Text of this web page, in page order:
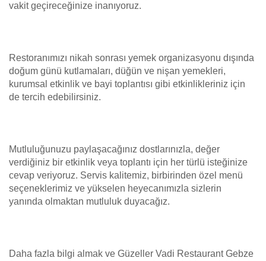
vakit geçireceğinize inanıyoruz.
Restoranımızı nikah sonrası yemek organizasyonu dışında
doğum günü kutlamaları, düğün ve nişan yemekleri,
kurumsal etkinlik ve bayi toplantısı gibi etkinlikleriniz için
de tercih edebilirsiniz.
Mutluluğunuzu paylaşacağınız dostlarınızla, değer
verdiğiniz bir etkinlik veya toplantı için her türlü isteğinize
cevap veriyoruz. Servis kalitemiz, birbirinden özel menü
seçeneklerimiz ve yükselen heyecanımızla sizlerin
yanında olmaktan mutluluk duyacağız.
Daha fazla bilgi almak ve Güzeller Vadi Restaurant Gebze